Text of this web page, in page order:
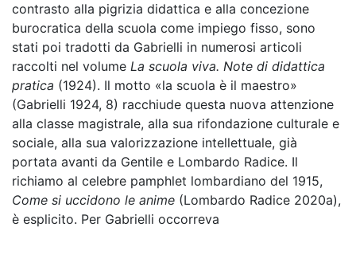
contrasto alla pigrizia didattica e alla concezione
burocratica della scuola come impiego fisso, sono
stati poi tradotti da Gabrielli in numerosi articoli
raccolti nel volume La scuola viva. Note di didattica
pratica (1924). Il motto «la scuola è il maestro»
(Gabrielli 1924, 8) racchiude questa nuova attenzione
alla classe magistrale, alla sua rifondazione culturale e
sociale, alla sua valorizzazione intellettuale, già
portata avanti da Gentile e Lombardo Radice. Il
richiamo al celebre pamphlet lombardiano del 1915,
Come si uccidono le anime (Lombardo Radice 2020a),
è esplicito. Per Gabrielli occorreva